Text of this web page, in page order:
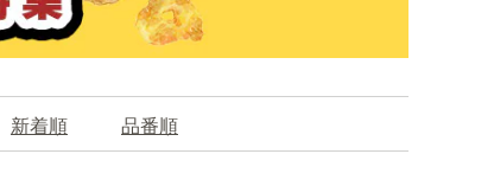
新着順 品番順